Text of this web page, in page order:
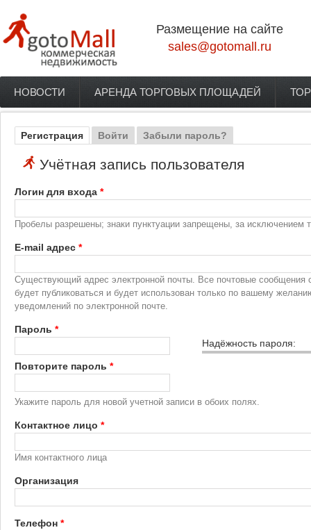
Размещение на сайте
sales@gotomall.ru
Главное меню
НОВОСТИ АРЕНДА ТОРГОВЫХ ПЛОЩАДЕЙ
Главные вкладки
Регистрация (активная вкладка)
Войти Забыли пароль?
Учётная запись пользователя
Логин для входа *
Пробелы разрешены; знаки пунктуации запрещены, за исключением
E-mail адрес *
Существующий адрес электронной почты. Все почтовые сообщения
будет публиковаться и будет использован только по вашему
уведомлений по электронной почте.
Надёжность пароля:
Пароль *
Повторите пароль *
Укажите пароль для новой учетной записи в обоих полях.
Контактное лицо *
Имя контактного лица
Организация
Телефон *